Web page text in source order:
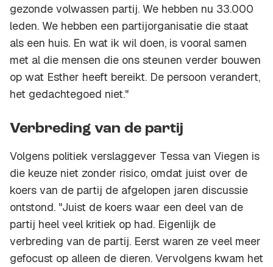
gezonde volwassen partij. We hebben nu 33.000
leden. We hebben een partijorganisatie die staat
als een huis. En wat ik wil doen, is vooral samen
met al die mensen die ons steunen verder bouwen
op wat Esther heeft bereikt. De persoon verandert,
het gedachtegoed niet."
Verbreding van de partij
Volgens politiek verslaggever Tessa van Viegen is
die keuze niet zonder risico, omdat juist over de
koers van de partij de afgelopen jaren discussie
ontstond. "Juist de koers waar een deel van de
partij heel veel kritiek op had. Eigenlijk de
verbreding van de partij. Eerst waren ze veel meer
gefocust op alleen de dieren. Vervolgens kwam het